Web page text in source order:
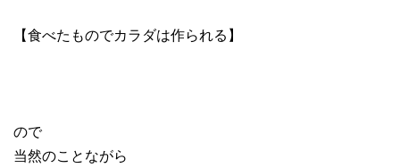
【食べたものでカラダは作られる】
ので
当然のことながら